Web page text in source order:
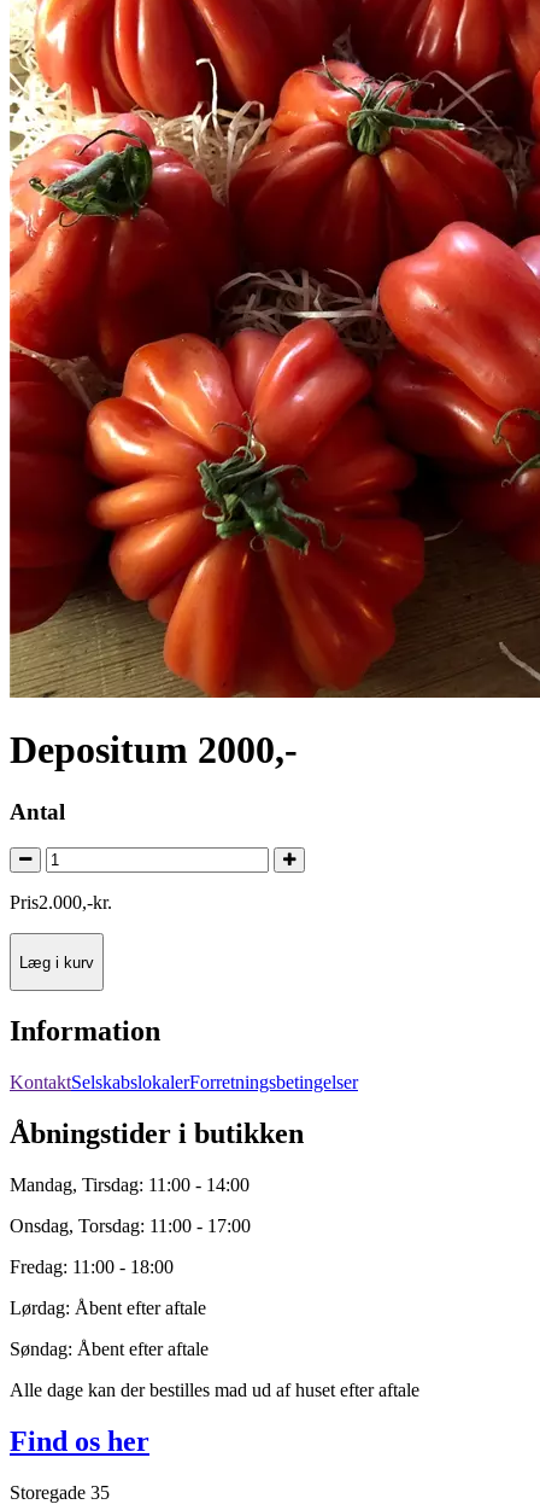
Depositum 2000,-
Antal
Pris2.000,-kr.
Læg i kurv
Information
KontaktSelskabslokalerForretningsbetingelser
Åbningstider i butikken
Mandag, Tirsdag: 11:00 - 14:00
Onsdag, Torsdag: 11:00 - 17:00
Fredag: 11:00 - 18:00
Lørdag: Åbent efter aftale
Søndag: Åbent efter aftale
Alle dage kan der bestilles mad ud af huset efter aftale
Find os her
Storegade 35